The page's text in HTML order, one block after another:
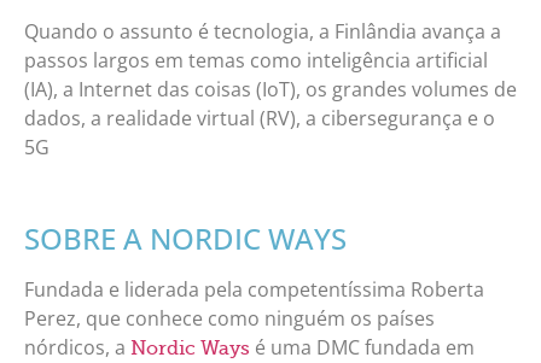
Quando o assunto é tecnologia, a Finlândia avança a
passos largos em temas como inteligência artificial
(IA), a Internet das coisas (IoT), os grandes volumes de
dados, a realidade virtual (RV), a cibersegurança e o
5G
SOBRE A NORDIC WAYS
Fundada e liderada pela competentíssima Roberta
Perez, que conhece como ninguém os países
nórdicos, a Nordic Ways é uma DMC fundada em